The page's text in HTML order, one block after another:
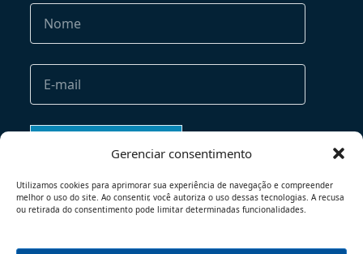
Gerenciar consentimento
Utilizamos cookies para aprimorar sua experiência de navegação e compreender
melhor o uso do site. Ao consentir, você autoriza o uso dessas tecnologias. A recusa
ou retirada do consentimento pode limitar determinadas funcionalidades.